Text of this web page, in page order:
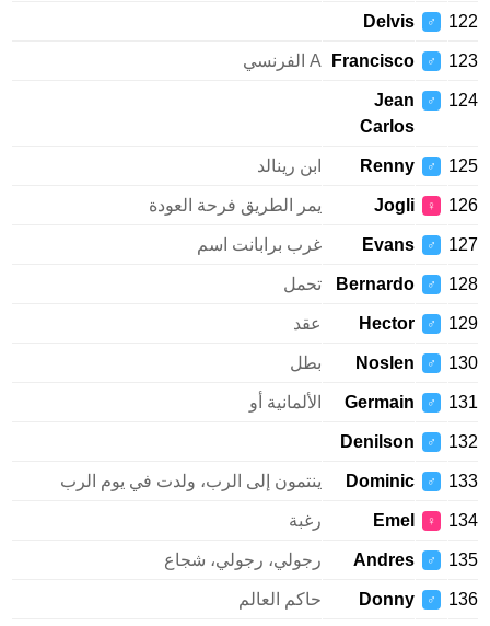
122
♂
Delvis
123
♂
Francisco A الفرنسي
124
♂
Jean
Carlos
125
♂
Renny ابن رينالد
126
♀
Jogli يمر الطريق فرحة العودة
127
♂
Evans غرب برابانت اسم
128
♂
Bernardo تحمل
129
♂
Hector عقد
130
♂
Noslen بطل
131
♂
Germain الألمانية أو
132
♂
Denilson
133
♂
Dominic ينتمون إلى الرب، ولدت في يوم الرب
134
♀
Emel رغبة
135
♂
Andres رجولي، رجولي، شجاع
136
♂
Donny حاكم العالم